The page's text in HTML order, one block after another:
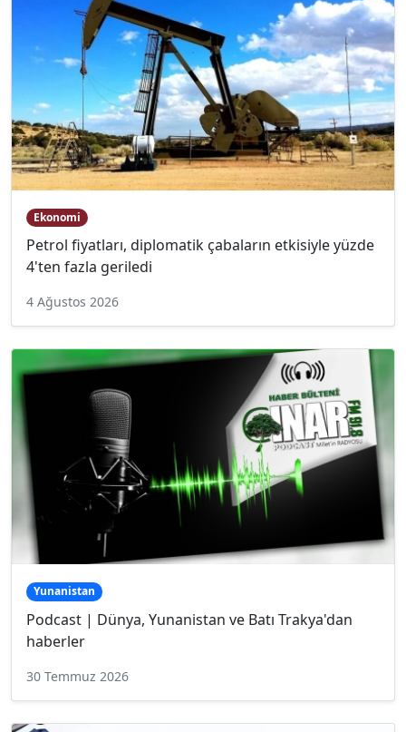
Ekonomi
Petrol fiyatları, diplomatik çabaların etkisiyle yüzde
4'ten fazla geriledi
4 Ağustos 2026
Yunanistan
Podcast | Dünya, Yunanistan ve Batı Trakya'dan
haberler
30 Temmuz 2026